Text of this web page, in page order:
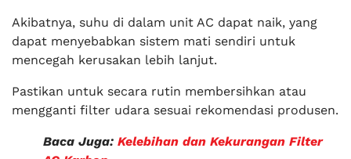
Akibatnya, suhu di dalam unit AC dapat naik, yang
dapat menyebabkan sistem mati sendiri untuk
mencegah kerusakan lebih lanjut.
Pastikan untuk secara rutin membersihkan atau
mengganti filter udara sesuai rekomendasi produsen.
Baca Juga: Kelebihan dan Kekurangan Filter